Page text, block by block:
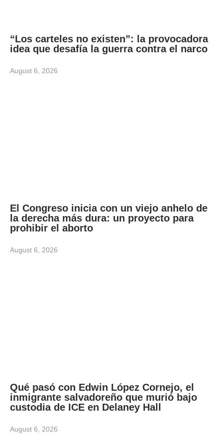
“Los carteles no existen”: la provocadora
idea que desafía la guerra contra el narco
August 6, 2026
El Congreso inicia con un viejo anhelo de
la derecha más dura: un proyecto para
prohibir el aborto
August 6, 2026
Qué pasó con Edwin López Cornejo, el
inmigrante salvadoreño que murió bajo
custodia de ICE en Delaney Hall
August 6, 2026